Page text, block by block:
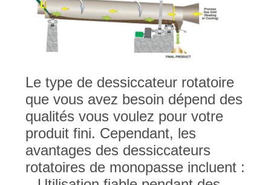
NOUVELLES
PLAN
SITE
Le type de dessiccateur rotatoire
que vous avez besoin dépend des
qualités vous voulez pour votre
produit fini. Cependant, les
avantages des dessiccateurs
rotatoires de monopasse incluent :